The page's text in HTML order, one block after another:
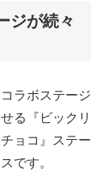
ジが続々
ラボステージ
る『ビックリ
ョコ』ステー
です。